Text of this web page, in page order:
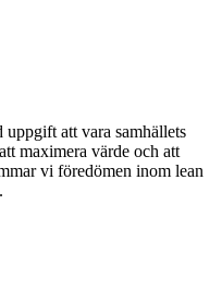
att vara samhällets
maximera värde och att
vi föredömen inom lean